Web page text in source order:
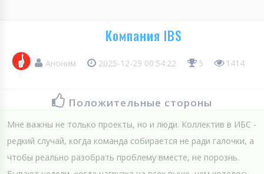
Компания IBS
Аноним 2025-12-29 00:54:22 5 1414
Положительные стороны
Мне важны не только проекты, но и люди. Коллектив в ИБС -
редкий случай, когда команда собирается не ради галочки, а
чтобы реально разобрать проблему вместе, не порознь.